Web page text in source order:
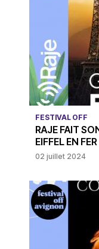
FESTIVAL OFF
RAJE FAIT
EIFFEL EN
02 juillet 2024